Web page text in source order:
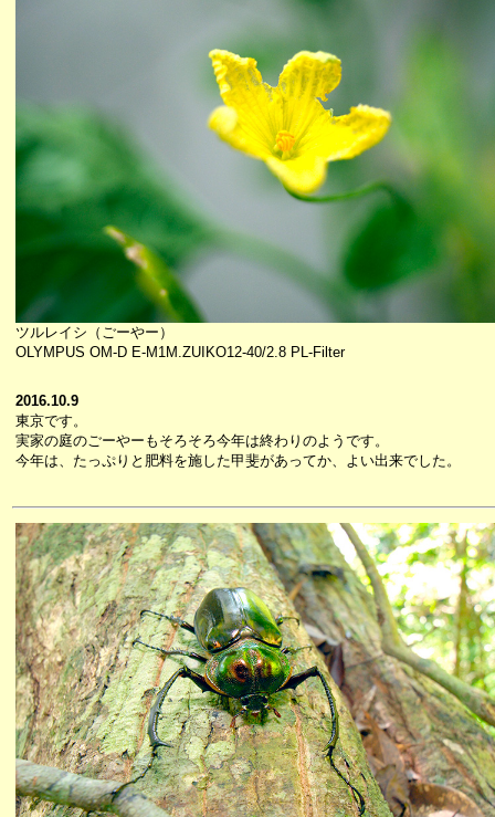
ツルレイシ（ごーやー）
OLYMPUS OM-D E-M1M.ZUIKO12-40/2.8 PL-Filter
2016.10.9
東京です。
実家の庭のごーやーもそろそろ今年は終わりのようです。
今年は、たっぷりと肥料を施した甲斐があってか、よい出来でした。